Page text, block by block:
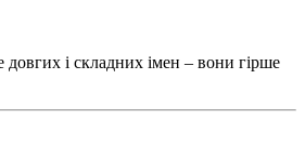
і складних імен – вони гірше